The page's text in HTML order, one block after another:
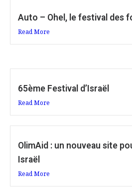
Auto – Ohel, le festival des
Read More
65ème Festival d’Israël
Read More
OlimAid : un nouveau site
Israël
Read More